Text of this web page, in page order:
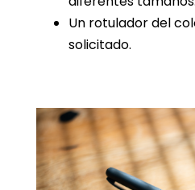
Un rotulador del
solicitado.